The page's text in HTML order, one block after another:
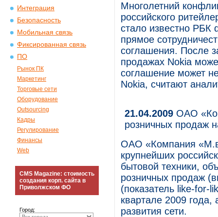
Интеграция
Безопасность
Мобильная связь
Фиксированная связь
ПО
Рынок ПК
Маркетинг
Торговые сети
Оборудование
Outsourcing
Кадры
Регулирование
Финансы
Web
CMS Magazine: стоимость
создания корп. сайта в
Приволжском ФО
Город:
Многолетний
российского
стало известно РБК
прямое
соглашения. После
продажах Nokia
соглашение может
Nokia, считают
21.04.2009 ОАО
розничных продаж
ОАО «Компания
крупнейших
бытовой техники,
розничных продаж
(показатель like-for-
квартале 2009 года,
развития сети.